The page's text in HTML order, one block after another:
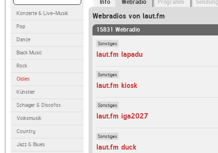
Konzerte & Live-Musik
Pop
Dance
Black Music
Rock
Oldies
Künstler
Schlager & Discofox
Volksmusik
Country
Jazz & Blues
Info Webradio Programm
Webradios von laut.fm
15831 Webradio
Sonstiges
laut.fm lapadu
Sonstiges
laut.fm kiosk
Sonstiges
laut.fm iga2027
Sonstiges
laut.fm duck